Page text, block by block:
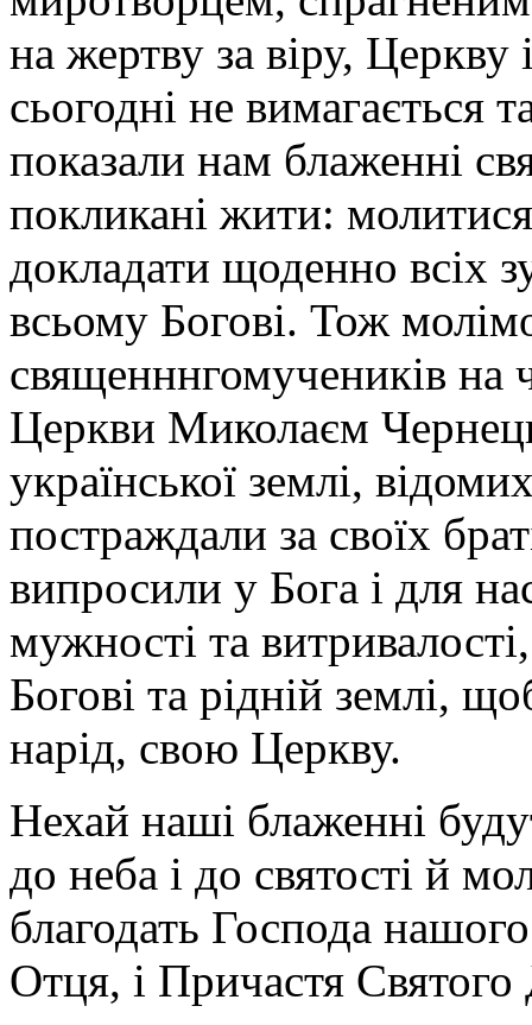
на жертву за віру,
сьогодні не вимагається
показали нам блаженні
покликані жити:
докладати щоденно всіх
всьому Богові. Тож
священннгомучеників на
Церкви Миколаєм
української землі,
постраждали за своїх
випросили у Бога і для
мужності та
Богові та рідній землі,
нарід, свою Церкву.
Нехай наші блаженні
до неба і до святості й
благодать Господа
Отця, і Причастя